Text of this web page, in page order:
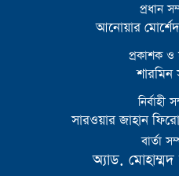
প্রধান
আনোয়ার
প্রকাশক
শারমিন
নির্বাহী
সারওয়ার জাহান
বার্তা
অ্যাড.